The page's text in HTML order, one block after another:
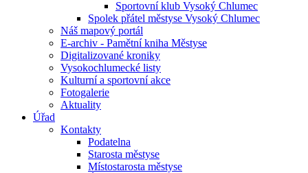
Sportovní klub Vysoký Chlumec
Spolek přátel městyse Vysoký Chlumec
Náš mapový portál
E-archiv - Pamětní kniha Městyse
Digitalizované kroniky
Vysokochlumecké listy
Kulturní a sportovní akce
Fotogalerie
Aktuality
Úřad
Kontakty
Podatelna
Starosta městyse
Místostarosta městyse